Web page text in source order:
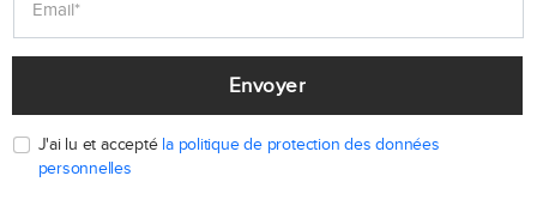
Envoyer
J'ai lu et accepté la politique de protection des données
personnelles